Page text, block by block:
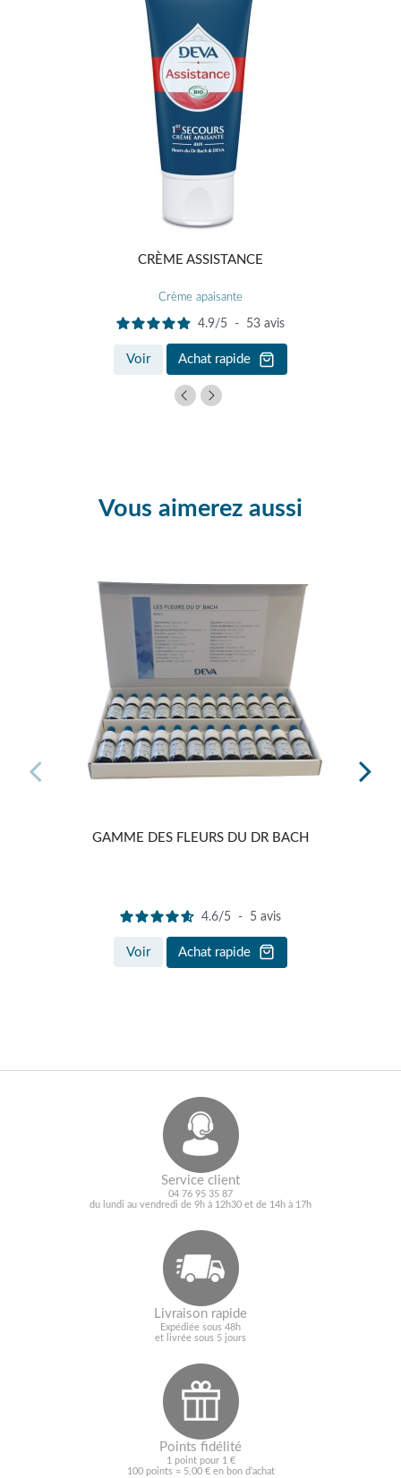
CRÈME ASSISTANCE
Crème apaisante
4.9/5 - 53 avis
Voir Achat rapide
Vous aimerez aussi
GAMME DES FLEURS DU DR BACH
4.6/5 - 5 avis
Voir Achat rapide
Service client
04 76 95 35 87
du lundi au vendredi de 9h à 12h30 et de 14h à 17h
Livraison rapide
Expédiée sous 48h
et livrée sous 5 jours
Points fidélité
1 point pour 1 €
100 points = 5,00 € en bon d'achat